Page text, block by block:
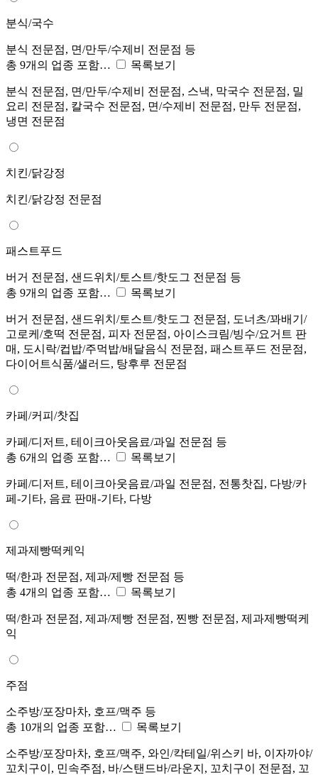
분식/국수
분식 전문점, 면/만두/수제비 전문점 등
총 9개의 업종 포함…
목록보기
분식 전문점, 면/만두/수제비 전문점, 스낵, 막국수 전문점, 밀
요리 전문점, 칼국수 전문점, 면/수제비 전문점, 만두 전문점,
냉면 전문점
치킨/닭강정
치킨/닭강정 전문점
패스트푸드
버거 전문점, 샌드위치/토스트/핫도그 전문점 등
총 9개의 업종 포함…
목록보기
버거 전문점, 샌드위치/토스트/핫도그 전문점, 도너츠/꽈배기/
고로케/호떡 전문점, 피자 전문점, 아이스크림/빙수/요거트 판
매, 도시락/컵밥/주먹밥/배달음식 전문점, 패스트푸드 전문점,
다이어트식품/샐러드, 탕후루 전문점
카페/커피/찻집
카페/디저트, 테이크아웃음료/과일 전문점 등
총 6개의 업종 포함…
목록보기
카페/디저트, 테이크아웃음료/과일 전문점, 전통찻집, 다방/카
페-기타, 음료 판매-기타, 다방
제과제빵떡케익
떡/한과 전문점, 제과/제빵 전문점 등
총 4개의 업종 포함…
목록보기
떡/한과 전문점, 제과/제빵 전문점, 찐빵 전문점, 제과제빵떡케
익
주점
소주방/포장마차, 호프/맥주 등
총 10개의 업종 포함…
목록보기
소주방/포장마차, 호프/맥주, 와인/칵테일/위스키 바, 이자까야/
꼬치구이, 민속주점, 바/스탠드바/라운지, 꼬치구이 전문점, 꼬